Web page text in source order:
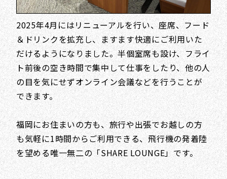
2025年4月にはリニューアルを行い、座席、フード
＆ドリンクを拡充し、ますます快適にご利用いた
だけるようになりました。半個室席も設け、フライ
ト前後の空き時間で集中して仕事をしたり、他の人
の目を気にせずオンライン会議などを行うことが
できます。
福岡にお住まいの方も、旅行や出張でお越しの方
も気軽に1時間からご利用できる、飛行機の発着陸
を望める唯一無二の「SHARE LOUNGE」です。